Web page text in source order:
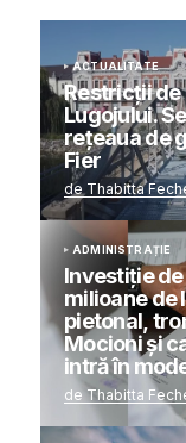
ACTUALITATE
Restricții
Lugojului.
rețeaua de
Fier
de Thabitta
ADMINISTRAȚIE
Investiție de
milioane de
pietonal,
Mocioni și
intră în
de Thabitta